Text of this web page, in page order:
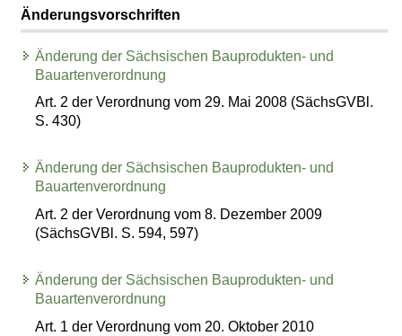
Änderungsvorschriften
Änderung der Sächsischen Bauprodukten- und
Bauartenverordnung
Art. 2 der Verordnung vom 29. Mai 2008 (SächsGVBl.
S. 430)
Änderung der Sächsischen Bauprodukten- und
Bauartenverordnung
Art. 2 der Verordnung vom 8. Dezember 2009
(SächsGVBl. S. 594, 597)
Änderung der Sächsischen Bauprodukten- und
Bauartenverordnung
Art. 1 der Verordnung vom 20. Oktober 2010